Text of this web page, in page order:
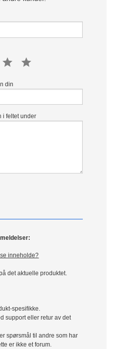
star 5 star
din
i feltet under
inneholde?
det aktuelle produktet.
spesifikke.
support eller retur av det
spørsmål til andre som har
er ikke et forum.